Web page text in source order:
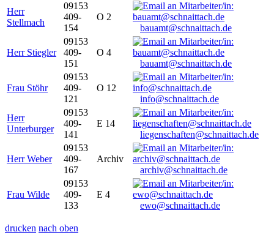
Herr
Stellmach
09153
409-
154
O 2
bauamt@schnaittach.de
Herr Stiegler
09153
409-
151
O 4
bauamt@schnaittach.de
Frau Stöhr
09153
409-
121
O 12
info@schnaittach.de
Herr
Unterburger
09153
409-
141
E 14
liegenschaften@schnaittach.de
Herr Weber
09153
409-
167
Archiv
archiv@schnaittach.de
Frau Wilde
09153
409-
133
E 4
ewo@schnaittach.de
drucken nach oben